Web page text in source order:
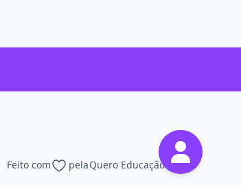
Feito com pelaQuero Educação